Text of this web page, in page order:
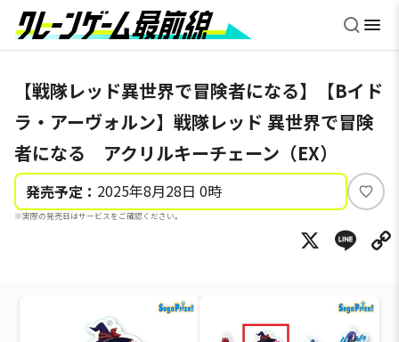
【戦隊レッド異世界で冒険者になる】【Bイド
ラ・アーヴォルン】戦隊レッド 異世界で冒険
者になる アクリルキーチェーン（EX）
発売予定： 2025年8月28日 0時
※実際の発売日はサービスをご確認ください。
い
ね
X